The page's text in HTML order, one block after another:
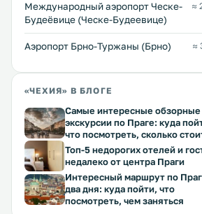
Международный аэропорт Ческе-
Будеёвице (Ческе-Будеевице)
≈
Аэропорт Брно-Туржаны (Брно) ≈
«ЧЕХИЯ» В БЛОГЕ
Самые интересные обзорные
экскурсии по Праге: куда
что посмотреть, сколько
Топ-5 недорогих отелей и
недалеко от центра Праги
Интересный маршрут по
два дня: куда пойти, что
посмотреть, чем заняться